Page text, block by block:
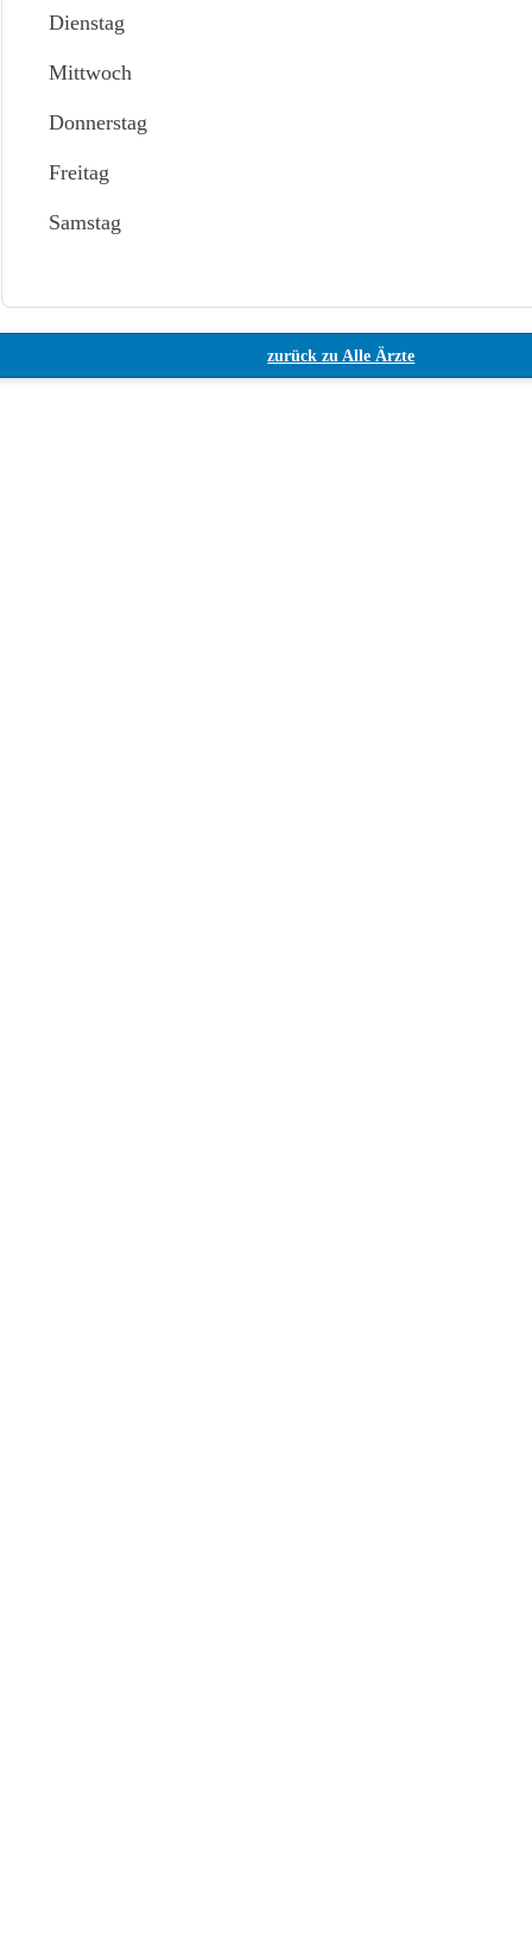
Dienstag
Mittwoch
Donnerstag
Freitag
Samstag
zurück zu Alle Ärzte